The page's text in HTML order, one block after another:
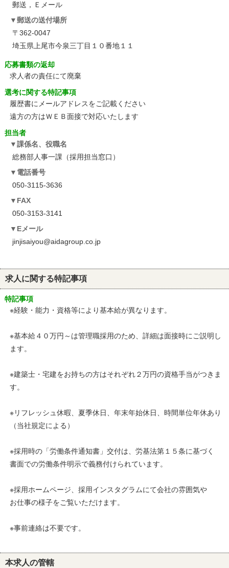
郵送，Ｅメール
郵送の送付場所
〒362-0047
埼玉県上尾市今泉三丁目１０番地１１
応募書類の返却
求人者の責任にて廃棄
選考に関する特記事項
履歴書にメールアドレスをご記載ください
遠方の方はＷＥＢ面接で対応いたします
担当者
課係名、役職名
総務部人事一課（採用担当窓口）
電話番号
050-3115-3636
FAX
050-3153-3141
Eメール
jinjisaiyou@aidagroup.co.jp
求人に関する特記事項
特記事項
※経験・能力・資格等により基本給が異なります。
※基本給４０万円～は管理職採用のため、詳細は面接時にご説明し
ます。
※建築士・宅建をお持ちの方はそれぞれ２万円の資格手当がつきま
す。
※リフレッシュ休暇、夏季休日、年末年始休日、時間単位年休あり
（当社規定による）
※採用時の「労働条件通知書」交付は、労基法第１５条に基づく
書面での労働条件明示で義務付けられています。
※採用ホームページ、採用インスタグラムにて会社の雰囲気や
お仕事の様子をご覧いただけます。
※事前連絡は不要です。
本求人の管轄